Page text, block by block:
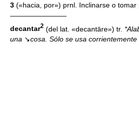
3 («hacia, por») prnl. Inclinarse o tomar
————————
decantar2 (del lat. «decantāre») tr.
una ↘cosa. Sólo se usa